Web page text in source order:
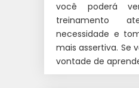
você poderá
treinamento
necessidade e
mais assertiva. Se
vontade de